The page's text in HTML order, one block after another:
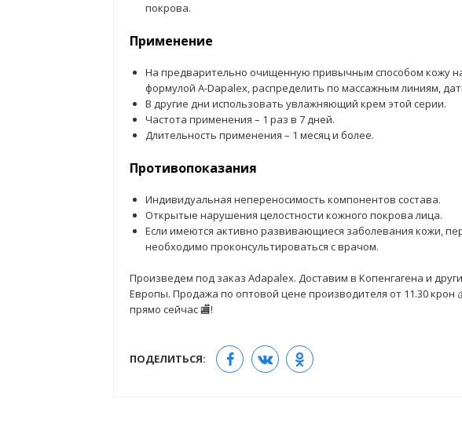
покрова.
Применение
На предварительно очищенную привычным способом кожу
формулой A-Dapalex, распределить по массажным линиям,
В другие дни использовать увлажняющий крем этой серии.
Частота применения – 1 раз в 7 дней.
Длительность применения – 1 месяц и более.
Противопоказания
Индивидуальная непереносимость компонентов состава.
Открытые нарушения целостности кожного покрова лица.
Если имеются активно развивающиеся заболевания кожи,
необходимо проконсультироваться с врачом.
Произведем под заказ Adapalex. Доставим в Копенгагена и
Европы. Продажа по оптовой цене производителя от 11.30 крон
прямо сейчас 🏬!
ПОДЕЛИТЬСЯ: